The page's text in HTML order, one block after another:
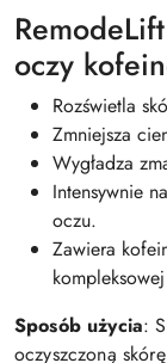
oczy
Rozświetla
Zmniejsza
Wygładza
Intensywnie
oczu.
Zawiera
Sposób użycia:
oczyszczoną